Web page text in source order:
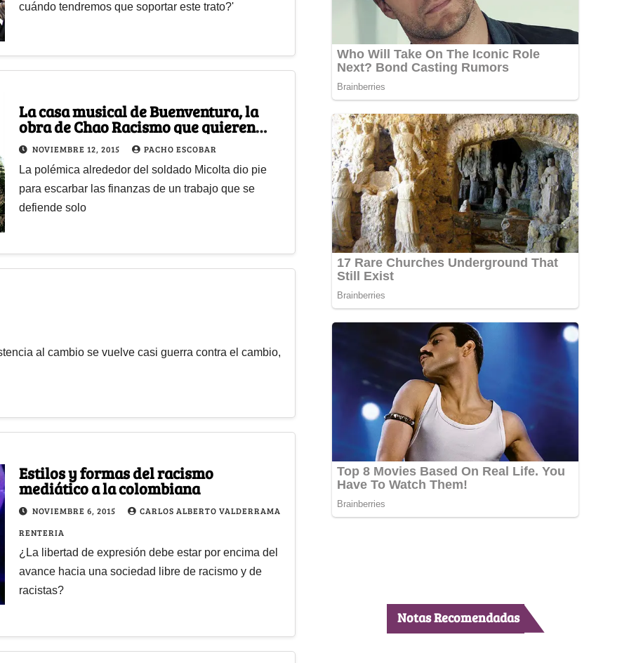
cuándo tendremos que soportar este trato?'
La casa musical de Buenventura, la
obra de Chao Racismo que quieren
enlodar
NOVIEMBRE 12, 2015 PACHO ESCOBAR
La polémica alrededor del soldado Micolta dio pie
para escarbar las finanzas de un trabajo que se
defiende solo
al cambio se vuelve casi guerra contra el cambio,
Estilos y formas del racismo
mediático a la colombiana
NOVIEMBRE 6, 2015
CARLOS ALBERTO VALDERRAMA
RENTERIA
¿La libertad de expresión debe estar por encima del
avance hacia una sociedad libre de racismo y de
racistas?
Notas Recomendadas